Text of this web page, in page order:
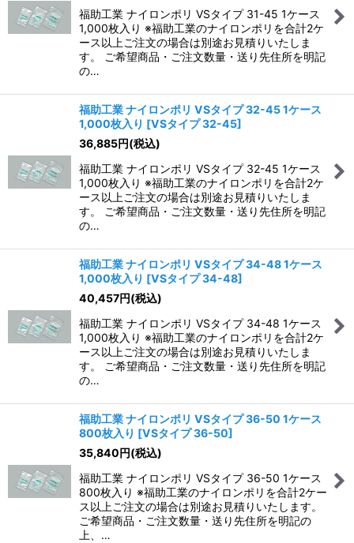
福助工業 ナイロンポリ VSタイプ 31-45 1ケース
1,000枚入り ※福助工業のナイロンポリを合計2ケ
ース以上ご注文の場合は別途お見積りいたしま
す。 ご希望商品・ご注文数量・送り先住所を明記
の…
福助工業 ナイロンポリ VSタイプ 32-45 1ケース
1,000枚入り [VSタイプ 32-45]
36,885円(税込)
福助工業 ナイロンポリ VSタイプ 32-45 1ケース
1,000枚入り ※福助工業のナイロンポリを合計2ケ
ース以上ご注文の場合は別途お見積りいたしま
す。 ご希望商品・ご注文数量・送り先住所を明記
の…
福助工業 ナイロンポリ VSタイプ 34-48 1ケース
1,000枚入り [VSタイプ 34-48]
40,457円(税込)
福助工業 ナイロンポリ VSタイプ 34-48 1ケース
1,000枚入り ※福助工業のナイロンポリを合計2ケ
ース以上ご注文の場合は別途お見積りいたしま
す。 ご希望商品・ご注文数量・送り先住所を明記
の…
福助工業 ナイロンポリ VSタイプ 36-50 1ケース
800枚入り [VSタイプ 36-50]
35,840円(税込)
福助工業 ナイロンポリ VSタイプ 36-50 1ケース
800枚入り ※福助工業のナイロンポリを合計2ケー
ス以上ご注文の場合は別途お見積りいたします。
ご希望商品・ご注文数量・送り先住所を明記の
上、…